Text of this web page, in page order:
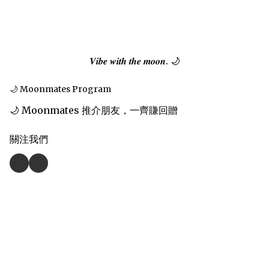
𝑽𝒊𝒃𝒆 𝒘𝒊𝒕𝒉 𝒕𝒉𝒆 𝒎𝒐𝒐𝒏. 🌙
🌙 Moonmates Program
🌙 Moonmates 推介朋友，一齊賺回贈
關注我們